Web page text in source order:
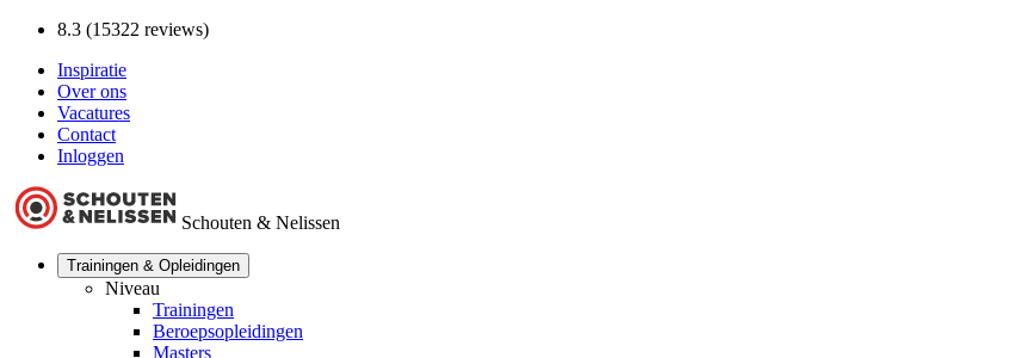
8.3 (15322 reviews)
Inspiratie
Over ons
Vacatures
Contact
Inloggen
Schouten & Nelissen
Trainingen & Opleidingen
Niveau
Trainingen
Beroepsopleidingen
Masters